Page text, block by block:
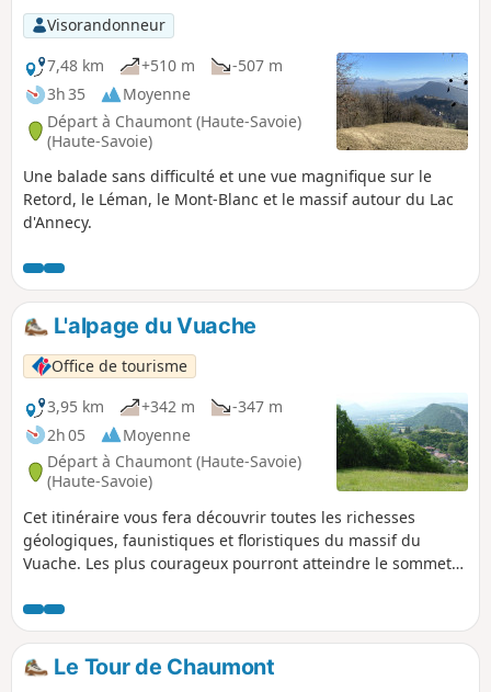
Visorandonneur
7,48 km
+510 m
-507 m
3h 35
Moyenne
Départ à Chaumont (Haute-Savoie)
(Haute-Savoie)
Une balade sans difficulté et une vue magnifique sur le
Retord, le Léman, le Mont-Blanc et le massif autour du Lac
d'Annecy.
L'alpage du Vuache
Office de tourisme
3,95 km
+342 m
-347 m
2h 05
Moyenne
Départ à Chaumont (Haute-Savoie)
(Haute-Savoie)
Cet itinéraire vous fera découvrir toutes les richesses
géologiques, faunistiques et floristiques du massif du
Vuache. Les plus courageux pourront atteindre le sommet
Le Tour de Chaumont